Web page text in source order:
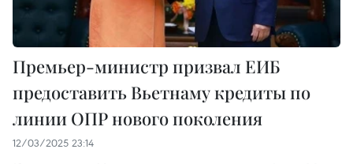
Премьер-министр призвал ЕИБ
предоставить Вьетнаму кредиты по
линии ОПР нового поколения
12/03/2025 23:14